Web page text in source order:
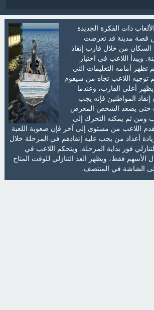
ذات الفكرة الجديدة
قصة مدينة قد تعرضت
السكان من خلال قارب إنقاذ
ويبدأ اللاعب في اختيار
أمامه التعليمات التي
توجيه اللاعب تجاه من سيقوم
أعلى القارب، وعندما
المواطنين فإنه يجب
حتى يصعد الشخص المعرض
ومن ثم يمكنه التحرك إلى
تقدم اللاعب من مستوى إلى آخر فإن صعوبة اللعبة
أعداد من يجب عليه إنقاذهم في المرحلة خلال
فور بداية المرحلة. ويتحكم اللاعب في
فقط، ويظهر العد التنازلي للوقت المتاح
الشاشة في المنتصف.